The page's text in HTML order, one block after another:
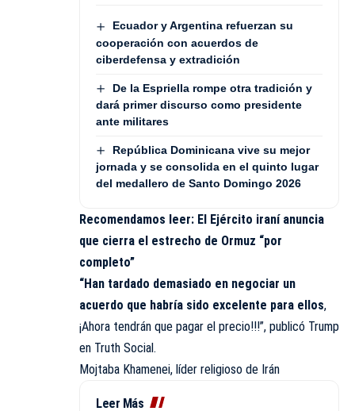
Ecuador y Argentina refuerzan su
cooperación con acuerdos de
ciberdefensa y extradición
De la Espriella rompe otra tradición y
dará primer discurso como presidente
ante militares
República Dominicana vive su mejor
jornada y se consolida en el quinto lugar
del medallero de Santo Domingo 2026
Recomendamos leer: El Ejército iraní anuncia
que cierra el estrecho de Ormuz “por
completo”
“Han tardado demasiado en negociar un
acuerdo que habría sido excelente para ellos,
¡Ahora tendrán que pagar el precio!!!”, publicó Trump
en Truth Social.
Mojtaba Khamenei, líder religioso de Irán
Leer Más